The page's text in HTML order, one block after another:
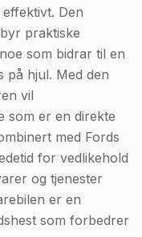
Den
praktiske
som bidrar til en
på hjul. Med den
vil
som er en direkte
med Fords
for vedlikehold
og tjenester
er en
som forbedrer